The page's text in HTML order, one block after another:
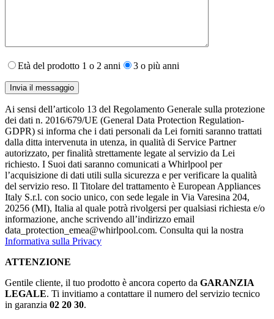
Età del prodotto 1 o 2 anni 3 o più anni
Ai sensi dell’articolo 13 del Regolamento Generale sulla protezione
dei dati n. 2016/679/UE (General Data Protection Regulation-
GDPR) si informa che i dati personali da Lei forniti saranno​ trattati
dalla ditta intervenuta in utenza,​ in qualità di Service Partner
autorizzato, per finalità strettamente legate al servizio da Lei
richiesto. I S​uoi dati saranno comunicati a Whirlpool per
l’acquisizione di dati utili sulla sicurezza e per verificare la qualità
del servizio reso. Il Titolare del trattamento è European Appliances
Italy S.r.l. con socio unico, con sede legale in Via Varesina 204,
20256 (MI), Italia al quale potrà rivolgersi per qualsiasi richiesta e/o
informazione, anche scrivendo all’indirizzo email
data_protection_emea@whirlpool.com. Consulta qui la nostra
Informativa sulla Privacy
ATTENZIONE
Gentile cliente, il tuo prodotto è ancora coperto da GARANZIA
LEGALE. Ti invitiamo a contattare il numero del servizio tecnico
in garanzia 02 20 30.